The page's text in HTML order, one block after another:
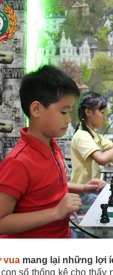
vua mang lại những lợi
số thống kê cho